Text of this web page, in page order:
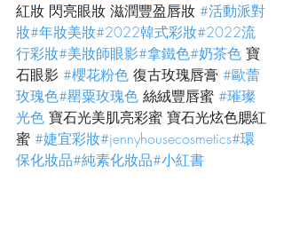
紅妝 閃亮眼妝 滋潤豐盈唇妝 #活動派對
妝#年妝美妝#2022韓式彩妝#2022流
行彩妝#美妝師眼影#拿鐵色#奶茶色 寶
石眼影 #櫻花粉色 復古玫瑰唇膏 #歐蕾
玫瑰色#罌粟玫瑰色 絲絨豐唇蜜 #璀璨
光色 寶石光美肌亮彩蜜 寶石光炫色腮紅
蜜 #婕宜彩妝#jennyhousecosmetics#環
保化妝品#純素化妝品#小紅書